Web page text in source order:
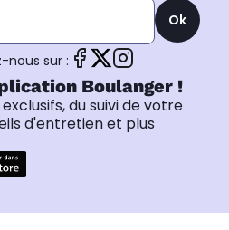
Ok
nous sur :
Boulanger !
du suivi de votre
d'entretien et plus